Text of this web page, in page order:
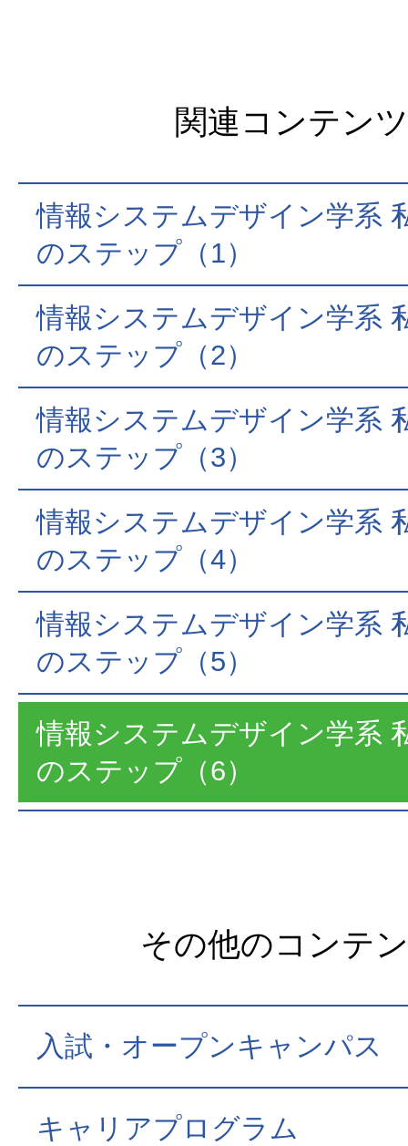
関連コンテンツ
情報システムデザイン学系
のステップ（1）
情報システムデザイン学系
のステップ（2）
情報システムデザイン学系
のステップ（3）
情報システムデザイン学系
のステップ（4）
情報システムデザイン学系
のステップ（5）
情報システムデザイン学系
のステップ（6）
その他のコンテ
入試・オープンキャンパス
キャリアプログラム